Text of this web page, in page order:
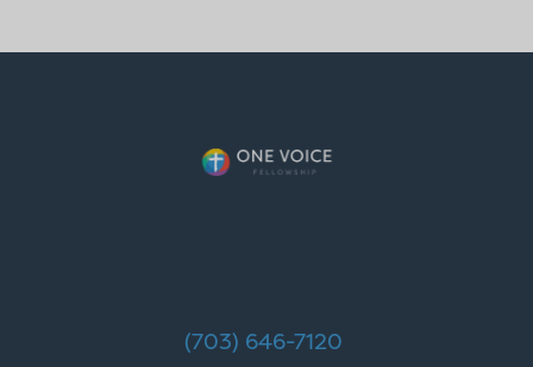
(703) 646-7120